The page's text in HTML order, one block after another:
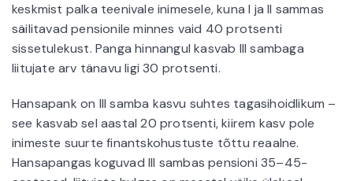
keskmist palka teenivale inimesele, kuna I ja II sammas
säilitavad pensionile minnes vaid 40 protsenti
sissetulekust. Panga hinnangul kasvab III sambaga
liitujate arv tänavu ligi 30 protsenti.
Hansapank on III samba kasvu suhtes tagasihoidlikum –
see kasvab sel aastal 20 protsenti, kiirem kasv pole
inimeste suurte finantskohustuste tõttu reaalne.
Hansapangas koguvad III sambas pensioni 35–45-